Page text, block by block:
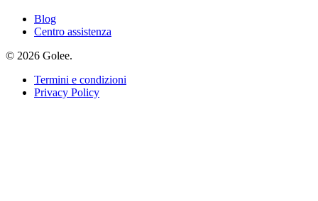
Blog
Centro assistenza
© 2026 Golee.
Termini e condizioni
Privacy Policy